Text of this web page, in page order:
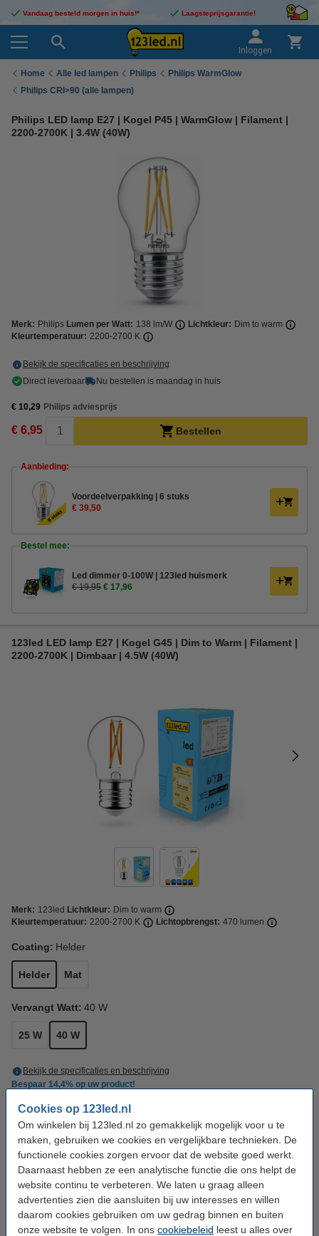
Cookies op 123led.nl
Om winkelen bij 123led.nl zo gemakkelijk mogelijk voor u te
maken, gebruiken we cookies en vergelijkbare technieken. De
functionele cookies zorgen ervoor dat de website goed werkt.
Daarnaast hebben ze een analytische functie die ons helpt de
website continu te verbeteren. We laten u graag alleen
advertenties zien die aansluiten bij uw interesses en willen
daarom cookies gebruiken om uw gedrag binnen en buiten
onze website te volgen. In ons cookiebeleid leest u alles over
Vandaag besteld morgen in huis!* Laagsteprijsgarantie!
Inloggen
Home Alle led lampen Philips
Philips WarmGlow
Philips CRI>90 (alle lampen)
Philips LED lamp E27 | Kogel P45 | WarmGlow | Filament |
2200-2700K | 3.4W (40W)
Merk: Philips Lumen per Watt: 138 lm/W Lichtkleur: Dim to warm
Kleurtemperatuur: 2200-2700 K
Bekijk de specificaties en beschrijving
Direct leverbaar
Nu bestellen is maandag in huis
€ 10,29 Philips adviesprijs
€ 6,95 Bestellen
Aanbieding:
Voordeelverpakking | 6 stuks
€ 39,50
Bestel mee:
Led dimmer 0-100W | 123led huismerk
€ 19,95 € 17,96
123led LED lamp E27 | Kogel G45 | Dim to Warm | Filament |
2200-2700K | Dimbaar | 4.5W (40W)
Merk: 123led Lichtkleur: Dim to warm
Kleurtemperatuur: 2200-2700 K Lichtopbrengst: 470 lumen
Coating: Helder
Helder Mat
Vervangt Watt: 40 W
25 W 40 W
Bekijk de specificaties en beschrijving
Bespaar 14,4% op uw product!
€ 7,99 123led adviesprijs
€ 5,95 Bestellen
Aanbieding:
Voordeelverpakking | 6 stuks
€ 34,50